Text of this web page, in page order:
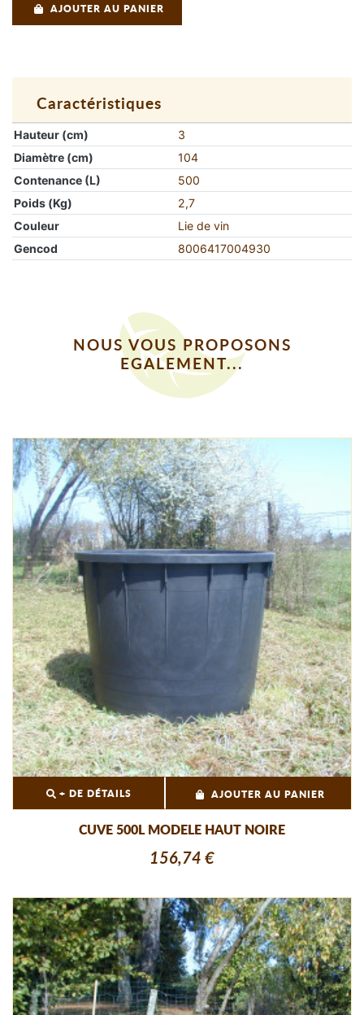
AJOUTER AU PANIER
Caractéristiques
Hauteur (cm)
3
Diamètre (cm)
104
Contenance (L)
500
Poids (Kg)
2,7
Couleur
Lie de vin
Gencod
8006417004930
NOUS VOUS PROPOSONS
EGALEMENT...
+ DE DÉTAILS AJOUTER AU PANIER
CUVE 500L MODELE HAUT NOIRE
156,74 €